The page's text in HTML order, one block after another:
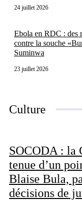
24 juillet 2026
Ebola en RDC : des
contre la souche
Suminwa
23 juillet 2026
Culture
SOCODA : la
tenue d’un
Blaise Bula,
décisions de